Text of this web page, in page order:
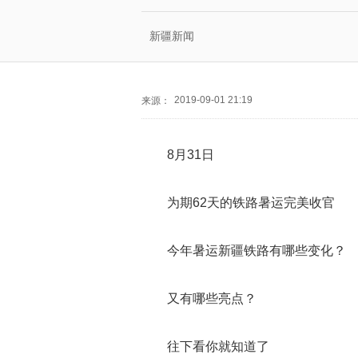
新疆新闻
来源： 2019-09-01 21:19
8月31日
为期62天的铁路暑运完美收官
今年暑运新疆铁路有哪些变化？
又有哪些亮点？
往下看你就知道了